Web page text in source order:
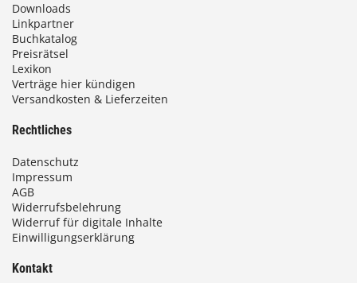
Downloads
Linkpartner
Buchkatalog
Preisrätsel
Lexikon
Verträge hier kündigen
Versandkosten & Lieferzeiten
Rechtliches
Datenschutz
Impressum
AGB
Widerrufsbelehrung
Widerruf für digitale Inhalte
Einwilligungserklärung
Kontakt